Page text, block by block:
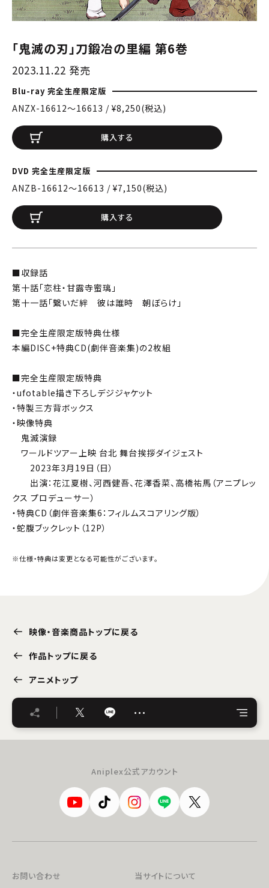
「鬼滅の刃」刀鍛冶の里編 第6巻
2023.11.22 発売
Blu-ray 完全生産限定版
ANZX-16612〜16613 / ¥8,250(税込)
購入する
DVD 完全生産限定版
ANZB-16612〜16613 / ¥7,150(税込)
購入する
■収録話
第十話「恋柱・甘露寺蜜璃」
第十一話「繋いだ絆 彼は誰時 朝ぼらけ」
■完全生産限定版特典仕様
本編DISC+特典CD(劇伴音楽集)の2枚組
■完全生産限定版特典
・ufotable描き下ろしデジジャケット
・特製三方背ボックス
・映像特典
鬼滅演録
ワールドツアー上映 台北 舞台挨拶ダイジェスト
2023年3月19日（日）
出演：花江夏樹、河西健吾、花澤香菜、高橋祐馬（アニプレッ
クス プロデューサー）
・特典CD（劇伴音楽集6：フィルムスコアリング版）
・蛇腹ブックレット（12P）
※仕様・特典は変更となる可能性がございます。
映像・音楽商品トップに戻る
作品トップに戻る
アニメトップ
…
Aniplex公式アカウント
お問い合わせ 当サイトについて